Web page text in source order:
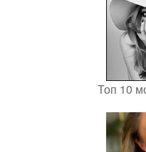
Топ 10